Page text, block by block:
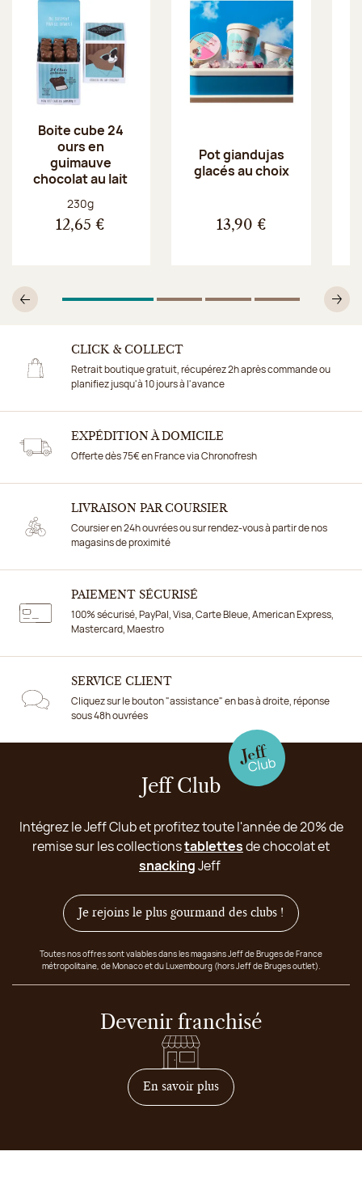
Boite cube 24
ours en
guimauve
chocolat au lait
Poids net :
230g
12,65 €
Pot giandujas
glacés au choix
13,90 €
Précédent
1Sur 4 2Sur 4
3Sur 4
4Sur 4
CLICK & COLLECT
Retrait boutique gratuit, récupérez 2h après commande ou
planifiez jusqu'à 10 jours à l'avance
EXPÉDITION À DOMICILE
Offerte dès 75€ en France via Chronofresh
LIVRAISON PAR COURSIER
Coursier en 24h ouvrées ou sur rendez-vous à partir de nos
magasins de proximité
PAIEMENT SÉCURISÉ
100% sécurisé, PayPal, Visa, Carte Bleue, American Express,
Mastercard, Maestro
SERVICE CLIENT
Cliquez sur le bouton "assistance" en bas à droite, réponse
sous 48h ouvrées
Jeff Club
Intégrez le Jeff Club et profitez toute l'année de 20% de
remise sur les collectionstablettesde chocolat et
snackingJeff
Je rejoins le plus gourmand des clubs !
Toutes nos offres sont valables dans les magasins Jeff de Bruges de France
métropolitaine, de Monaco et du Luxembourg (hors Jeff de Bruges outlet).
Devenir franchisé
En savoir plussur comment devenir